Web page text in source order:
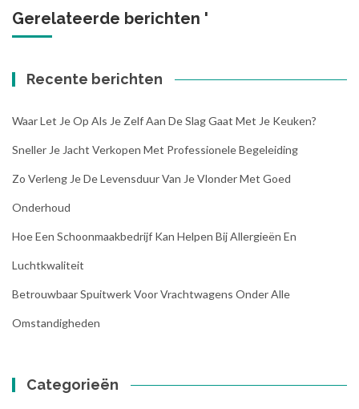
Gerelateerde berichten '
Recente berichten
Waar Let Je Op Als Je Zelf Aan De Slag Gaat Met Je Keuken?
Sneller Je Jacht Verkopen Met Professionele Begeleiding
Zo Verleng Je De Levensduur Van Je Vlonder Met Goed
Onderhoud
Hoe Een Schoonmaakbedrijf Kan Helpen Bij Allergieën En
Luchtkwaliteit
Betrouwbaar Spuitwerk Voor Vrachtwagens Onder Alle
Omstandigheden
Categorieën